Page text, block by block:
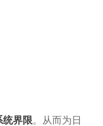
统界限。从而为日